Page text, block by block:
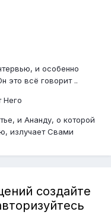
и особенно
это всё говорит ..
Него
и Ананду, о которой
излучает Свами
создайте